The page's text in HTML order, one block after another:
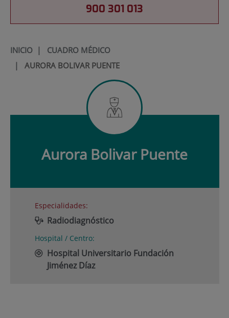
900 301 013
INICIO| CUADRO MÉDICO
| AURORA BOLIVAR PUENTE
Aurora Bolivar Puente
Especialidades:
Radiodiagnóstico
Hospital / Centro:
Hospital Universitario Fundación
Jiménez Díaz